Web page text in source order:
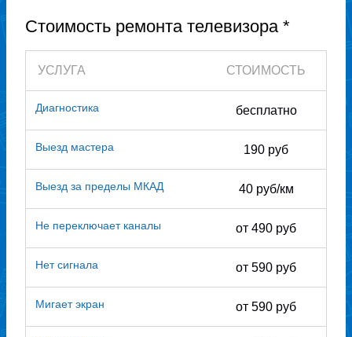
Стоимость ремонта телевизора *
УСЛУГА СТОИМОСТЬ
Диагностика бесплатно
Выезд мастера 190 руб
Выезд за пределы МКАД 40 руб/км
Не переключает каналы от 490 руб
Нет сигнала от 590 руб
Мигает экран от 590 руб